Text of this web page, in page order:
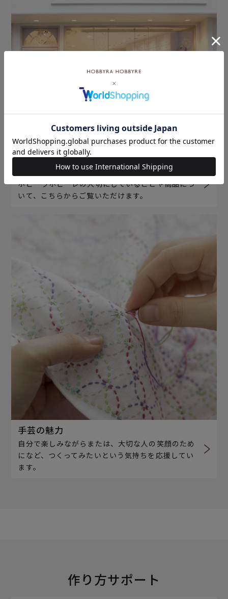
ホビーラホビーレについて
ホビーラホビーレの大切にしていることや商品につ
いて、こちらからご覧いただけます。
手芸の魅力
自分で楽しみながらまたは、大切な人の笑顔のため
になど、つくってみたいという気持ちを応援してい
ます。
作り方サポート